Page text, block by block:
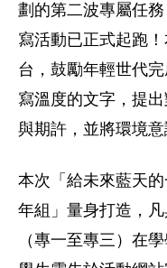
劃的第二波專屬任
寫活動已正式起跑
台，鼓勵年輕世代
寫溫度的文字，提
與期許，並將環境意
本次「給未來藍天
年組」量身打造，
（專一至專三）在